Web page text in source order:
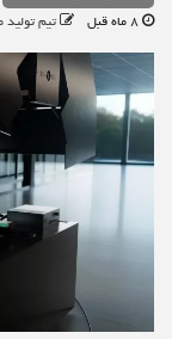
تیم تولید